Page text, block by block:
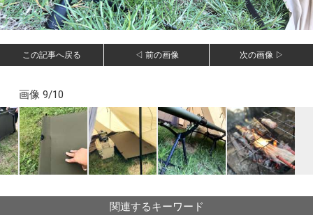
この記事へ戻る ◁ 前の画像 次の画像 ▷
画像 9/10
関連するキーワード